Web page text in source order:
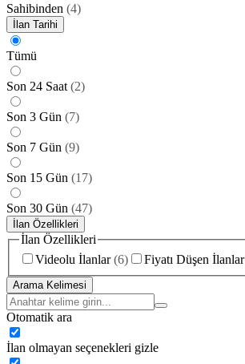
Sahibinden (4)
İlan Tarihi
Tümü
Son 24 Saat (2)
Son 3 Gün (7)
Son 7 Gün (9)
Son 15 Gün (17)
Son 30 Gün (47)
İlan Özellikleri
İlan Özellikleri
Videolu İlanlar (6) Fiyatı Düşen İlanlar
Arama Kelimesi
Otomatik ara
İlan olmayan seçenekleri gizle